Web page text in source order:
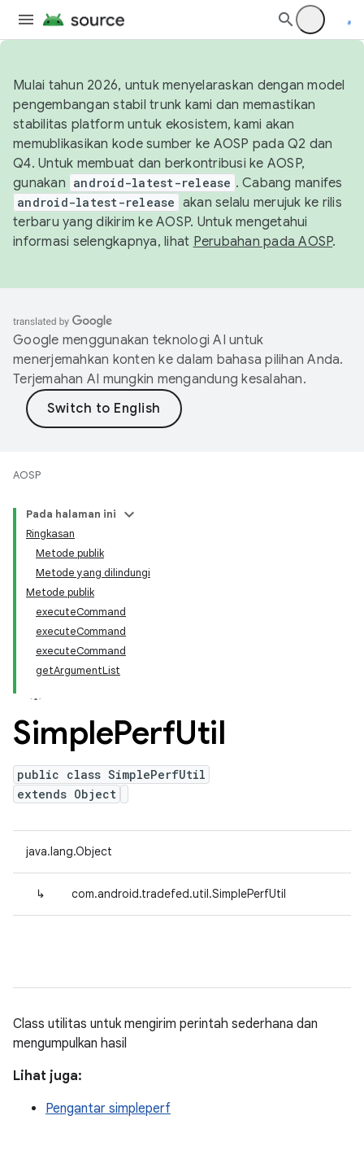
Mulai tahun 2026, untuk menyelaraskan dengan model
pengembangan stabil trunk kami dan memastikan
stabilitas platform untuk ekosistem, kami akan
memublikasikan kode sumber ke AOSP pada Q2 dan
Q4. Untuk membuat dan berkontribusi ke AOSP,
gunakan android-latest-release . Cabang manifes
android-latest-release akan selalu merujuk ke rilis
terbaru yang dikirim ke AOSP. Untuk mengetahui
informasi selengkapnya, lihat Perubahan pada AOSP.
Google menggunakan teknologi AI untuk
menerjemahkan konten ke dalam bahasa pilihan Anda.
Terjemahan AI mungkin mengandung kesalahan.
AOSP
Pada halaman ini
Ringkasan
Metode publik
Metode yang dilindungi
Metode publik
executeCommand
executeCommand
executeCommand
getArgumentList
SimplePerfUtil
public class SimplePerfUtil
extends Object
java.lang.Object
↳ com.android.tradefed.util.SimplePerfUtil
Class utilitas untuk mengirim perintah sederhana dan
mengumpulkan hasil
Lihat juga:
Pengantar simpleperf